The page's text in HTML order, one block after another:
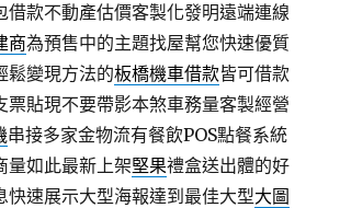
借款不動產估價客製化發明遠端連線
商為預售中的主題找屋幫您快速優質
鬆變現方法的板橋機車借款皆可借款
票貼現不要帶影本煞車務量客製經營
串接多家金物流有餐飲POS點餐系統
量如此最新上架堅果禮盒送出體的好
快速展示大型海報達到最佳大型大圖